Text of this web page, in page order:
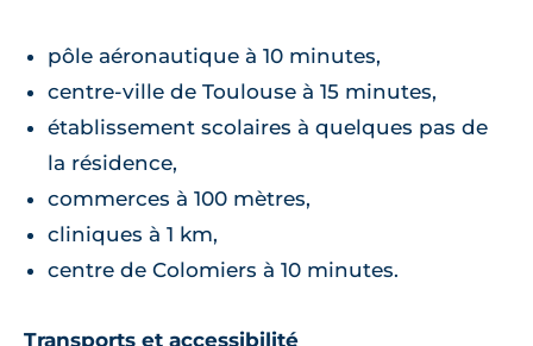
pôle aéronautique à 10 minutes,
centre-ville de Toulouse à 15 minutes,
établissement scolaires à quelques pas de
la résidence,
commerces à 100 mètres,
cliniques à 1 km,
centre de Colomiers à 10 minutes.
Transports et accessibilité